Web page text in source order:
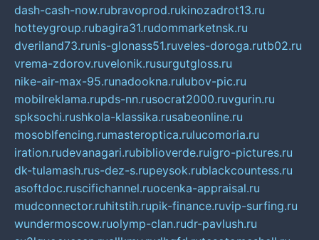
dash-cash-now.rubravoprod.rukinozadrot13.ru
hotteygroup.rubagira31.rudommarketnsk.ru
dveriland73.runis-glonass51.ruveles-doroga.rutb02.ru
vrema-zdorov.ruvelonik.rusurgutgloss.ru
nike-air-max-95.runadookna.rulubov-pic.ru
mobilreklama.rupds-nn.rusocrat2000.ruvgurin.ru
spksochi.rushkola-klassika.rusabeonline.ru
mosoblfencing.rumasteroptica.rulucomoria.ru
iration.rudevanagari.rubiblioverde.ruigro-pictures.ru
dk-tulamash.rus-dez-s.rupeysok.rublackcountess.ru
asoftdoc.ruscifichannel.ruocenka-appraisal.ru
mudconnector.ruhitstih.rupik-finance.ruvip-surfing.ru
wundermoscow.ruolymp-clan.rudr-pavlush.ru